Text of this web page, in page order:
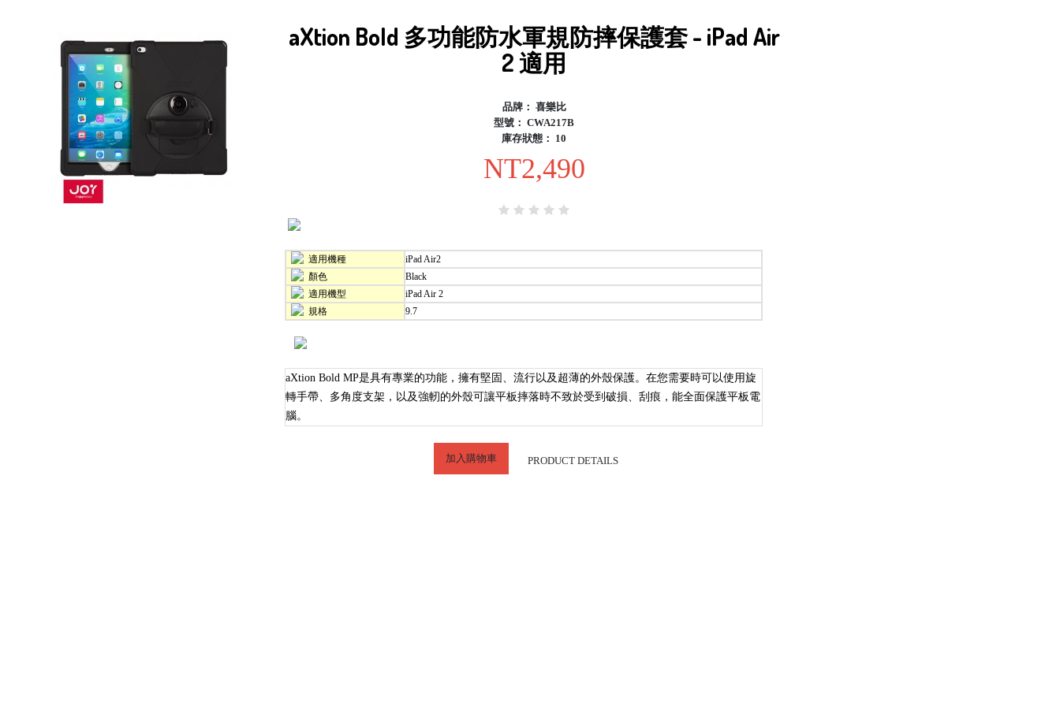
aXtion Bold 多功能防水軍規防摔保護套 - iPad Air
2 適用
品牌： 喜樂比
型號： CWA217B
庫存狀態： 10
NT2,490
適用機種
iPad Air2
顏色
Black
適用機型
iPad Air 2
規格
9.7
aXtion Bold MP是具有專業的功能，擁有堅固、流行以及超薄的外殼保護。在您需要時可以使用旋
轉手帶、多角度支架，以及強軔的外殼可讓平板摔落時不致於受到破損、刮痕，能全面保護平板電
腦。
加入購物車 PRODUCT DETAILS